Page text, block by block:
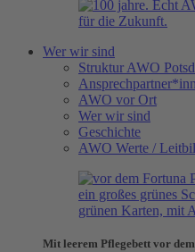
Wer wir sind
Struktur AWO
AWO vor Ort
Wer wir sind
Geschichte
AWO Werte /
Mit leerem Pflegebett vor